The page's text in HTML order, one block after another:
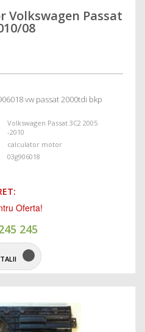
Passat
08
vw passat 2000tdi bkp
Volkswagen Passat 3C2 2005
-2010
calculator motor
03g906018
Oferta!
245